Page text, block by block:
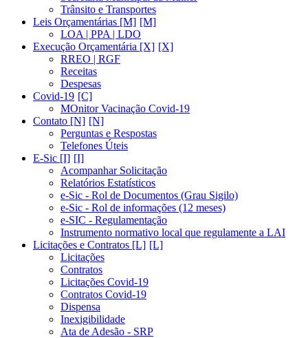
Trânsito e Transportes
Leis Orçamentárias [M]
LOA | PPA | LDO
Execução Orçamentária [X]
RREO | RGF
Receitas
Despesas
Covid-19
MOnitor Vacinação Covid-19
Contato [N]
Perguntas e Respostas
Telefones Úteis
E-Sic [I]
Acompanhar Solicitação
Relatórios Estatísticos
e-Sic - Rol de Documentos (Grau Sigilo)
e-Sic - Rol de informações (12 meses)
e-SIC - Regulamentação
Instrumento normativo local que regulamente a LAI
Licitações e Contratos [L]
Licitações
Contratos
Licitações Covid-19
Contratos Covid-19
Dispensa
Inexigibilidade
Ata de Adesão - SRP